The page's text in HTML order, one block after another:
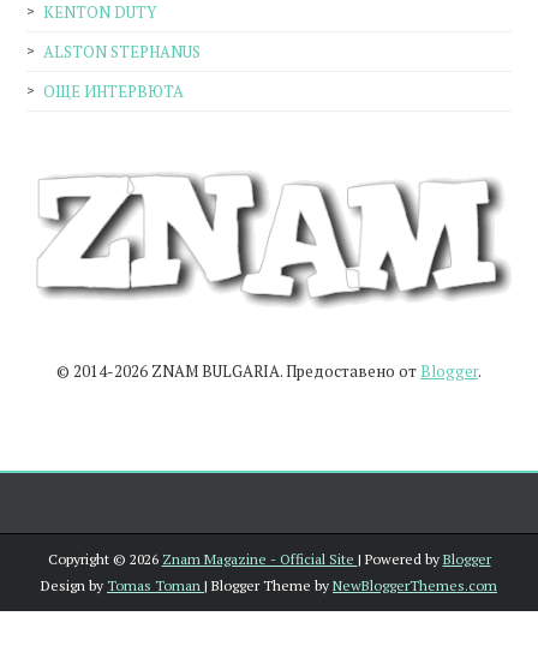
KENTON DUTY
ALSTON STEPHANUS
ОЩЕ ИНТЕРВЮТА
© 2014-2026 ZNAM BULGARIA. Предоставено от Blogger.
Copyright © 2026 Znam Magazine - Official Site | Powered by Blogger
Design by Tomas Toman | Blogger Theme by NewBloggerThemes.com